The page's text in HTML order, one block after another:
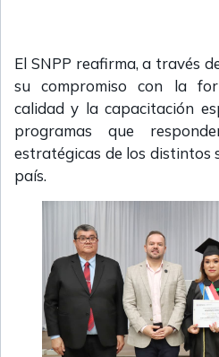
El SNPP reafirma, a través
su compromiso con la
calidad y la capacitación
programas que
estratégicas de los distintos
país.